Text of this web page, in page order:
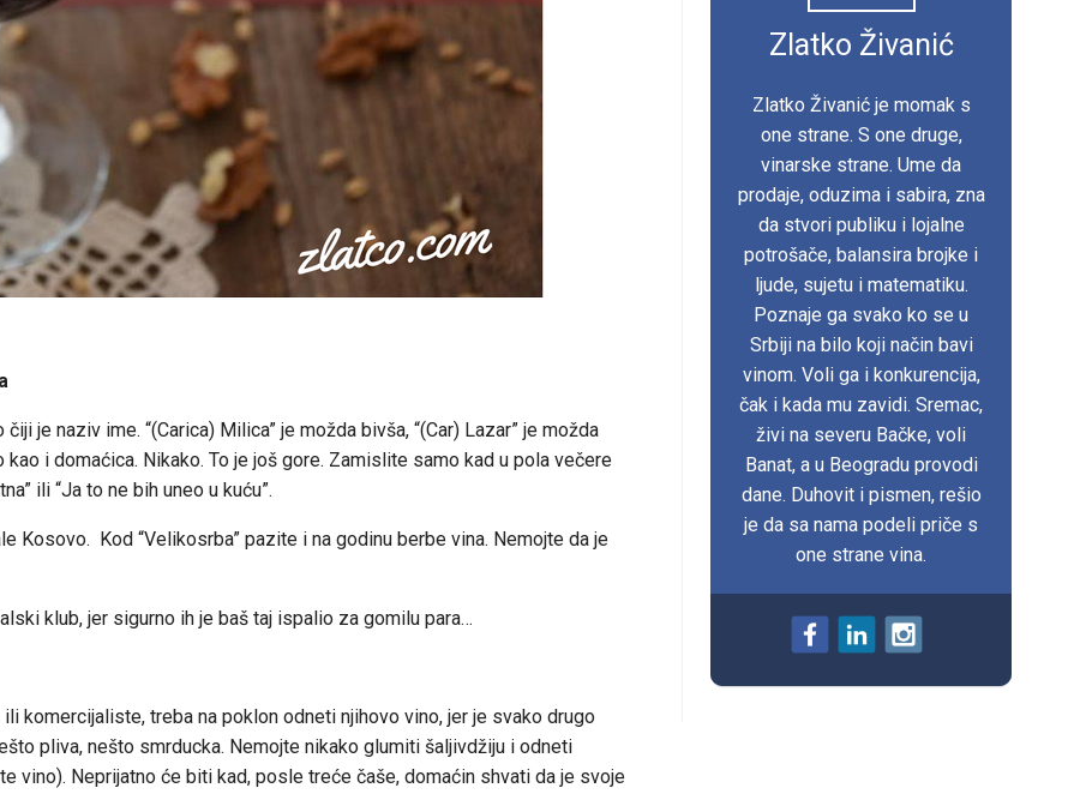
je naziv ime. “(Carica) Milica” je možda bivša, “(Car) Lazar” je možda
i domaćica. Nikako. To je još gore. Zamislite samo kad u pola večere
ili “Ja to ne bih uneo u kuću”.
Kosovo. Kod “Velikosrba” pazite i na godinu berbe vina. Nemojte da je
klub, jer sigurno ih je baš taj ispalio za gomilu para…
komercijaliste, treba na poklon odneti njihovo vino, jer je svako drugo
pliva, nešto smrducka. Nemojte nikako glumiti šaljivdžiju i odneti
vino). Neprijatno će biti kad, posle treće čaše, domaćin shvati da je svoje
Zlatko Živanić
Zlatko Živanić je momak s
one strane. S one druge,
vinarske strane. Ume da
prodaje, oduzima i sabira, zna
da stvori publiku i lojalne
potrošače, balansira brojke i
ljude, sujetu i matematiku.
Poznaje ga svako ko se u
Srbiji na bilo koji način bavi
vinom. Voli ga i konkurencija,
čak i kada mu zavidi. Sremac,
živi na severu Bačke, voli
Banat, a u Beogradu provodi
dane. Duhovit i pismen, rešio
je da sa nama podeli priče s
one strane vina.